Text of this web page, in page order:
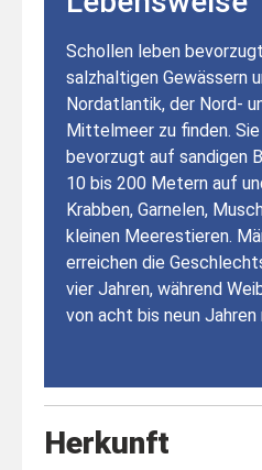
Schollen leben
salzhaltigen Gewässern
Nordatlantik, der Nord-
Mittelmeer zu finden.
bevorzugt auf sandigen
10 bis 200 Metern auf
Krabben, Garnelen,
kleinen Meerestieren.
erreichen die
vier Jahren, während
von acht bis neun
Herkunft